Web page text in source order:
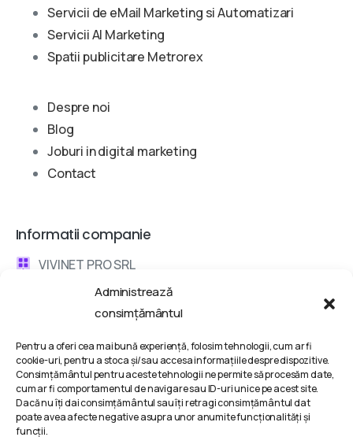
Administrează
consimțământul
Pentru a oferi cea mai bună experiență, folosim tehnologii, cum ar fi
cookie-uri, pentru a stoca și/sau accesa informațiile despre dispozitive.
Consimțământul pentru aceste tehnologii ne permite să procesăm date,
cum ar fi comportamentul de navigare sau ID-uri unice pe acest site.
Dacă nu îți dai consimțământul sau îți retragi consimțământul dat
poate avea afecte negative asupra unor anumite funcționalități și
funcții.
Servicii de eMail Marketing si Automatizari
Servicii AI Marketing
Spatii publicitare Metrorex
Despre noi
Blog
Joburi in digital marketing
Contact
Informatii companie
VIVINET PRO SRL
Bd. Metalurgiei 132, Bucharest, Romania
Discuta cu un consultant
Termeni si conditii